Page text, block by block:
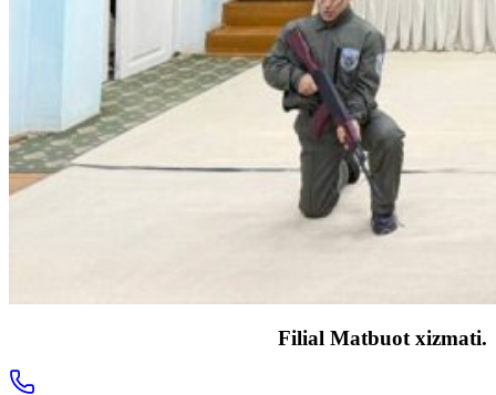
Filial Matbuot xizmati.